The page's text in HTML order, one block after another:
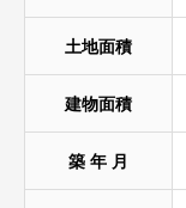
土地面積
建物面積
築 年 月